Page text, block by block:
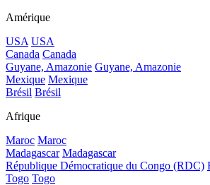
Amérique
USA USA
Canada Canada
Guyane, Amazonie Guyane, Amazonie
Mexique Mexique
Brésil Brésil
Afrique
Maroc Maroc
Madagascar Madagascar
République Démocratique du Congo (RDC)
Togo Togo